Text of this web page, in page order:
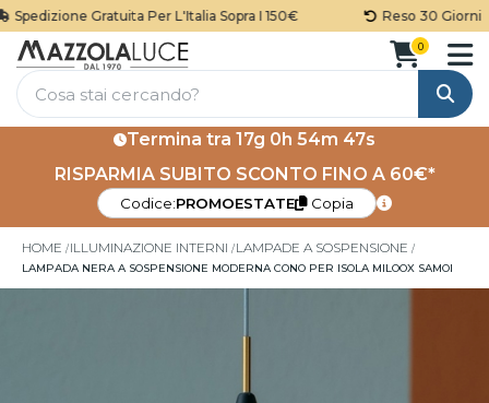
Gratuita Per L'Italia Sopra I 150€ Reso 30 Giorni
Cerca
0
Termina tra 17g 0h 54m 47s
RISPARMIA SUBITO SCONTO FINO A 60€*
Codice:PROMOESTATE Copia
HOME ILLUMINAZIONE INTERNI LAMPADE A SOSPENSIONE
LAMPADA NERA A SOSPENSIONE MODERNA CONO PER ISOLA MILOOX SAMOI